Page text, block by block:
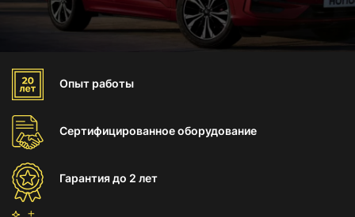
Опыт работы
Сертифицированноеоборудование
Гарантиядо 2 лет